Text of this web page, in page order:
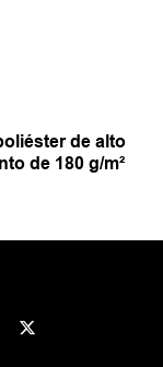
de alto
de 180 g/m²